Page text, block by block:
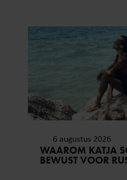
VERGETEN’
6 augustus 2026
WAAROM KATJA
BEWUST VOOR